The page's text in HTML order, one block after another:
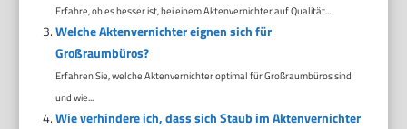
Erfahre, ob es besser ist, bei einem Aktenvernichter auf Qualität...
Welche Aktenvernichter eignen sich für
Großraumbüros?
Erfahren Sie, welche Aktenvernichter optimal für Großraumbüros sind
und wie...
Wie verhindere ich, dass sich Staub im Aktenvernichter